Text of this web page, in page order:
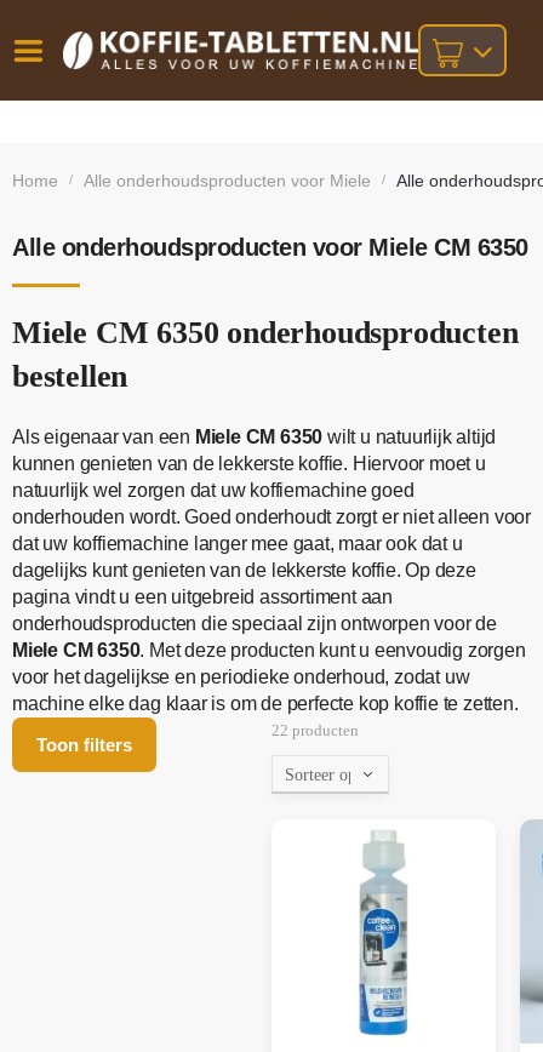
besteld,
bij orders
Home / Alle onderhoudsproducten voor Miele / Alle
Alle onderhoudsproducten voor Miele CM 6350
Miele CM 6350 onderhoudsproducten
bestellen
Als eigenaar van een Miele CM 6350 wilt u natuurlijk altijd
kunnen genieten van de lekkerste koffie. Hiervoor moet u
natuurlijk wel zorgen dat uw koffiemachine goed
onderhouden wordt. Goed onderhoudt zorgt er niet alleen voor
dat uw koffiemachine langer mee gaat, maar ook dat u
dagelijks kunt genieten van de lekkerste koffie. Op deze
pagina vindt u een uitgebreid assortiment aan
onderhoudsproducten die speciaal zijn ontworpen voor de
Miele CM 6350. Met deze producten kunt u eenvoudig zorgen
voor het dagelijkse en periodieke onderhoud, zodat uw
machine elke dag klaar is om de perfecte kop koffie te zetten.
Toon filters
22 producten